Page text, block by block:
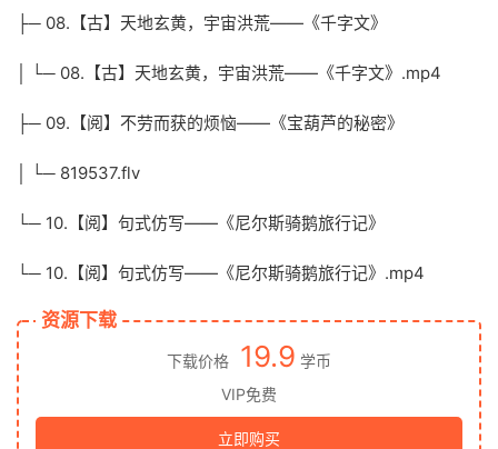
├─ 08.【古】天地玄黄，宇宙洪荒——《千字文》
│ └─ 08.【古】天地玄黄，宇宙洪荒——《千字文》.mp4
├─ 09.【阅】不劳而获的烦恼——《宝葫芦的秘密》
│ └─ 819537.flv
└─ 10.【阅】句式仿写——《尼尔斯骑鹅旅行记》
└─ 10.【阅】句式仿写——《尼尔斯骑鹅旅行记》.mp4
资源下载
下载价格 19.9 学币
VIP免费
立即购买